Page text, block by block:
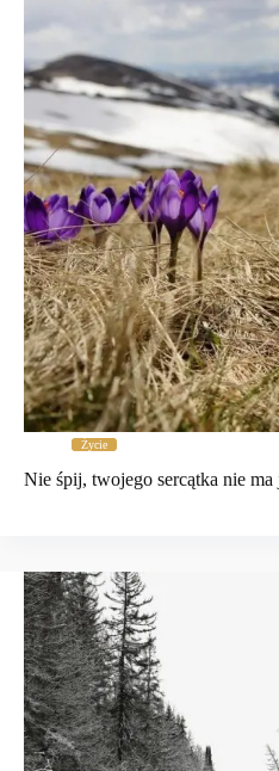
Życie
Nie śpij, twojego sercątka nie ma